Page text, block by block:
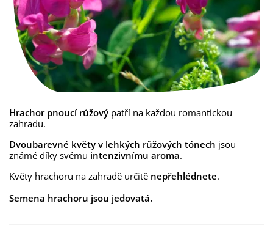
Hrachor pnoucí růžový patří na každou romantickou
zahradu.
Dvoubarevné květy v lehkých růžových tónech jsou
známé díky svému intenzivnímu aroma.
Květy hrachoru na zahradě určitě nepřehlédnete.
Semena hrachoru jsou jedovatá.